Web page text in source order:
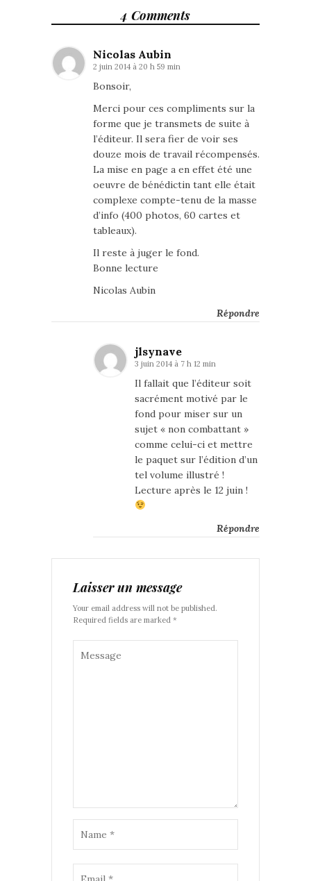
4 Comments
Nicolas Aubin
2 juin 2014 à 20 h 59 min
Bonsoir,
Merci pour ces compliments sur la
forme que je transmets de suite à
l’éditeur. Il sera fier de voir ses
douze mois de travail récompensés.
La mise en page a en effet été une
oeuvre de bénédictin tant elle était
complexe compte-tenu de la masse
d’info (400 photos, 60 cartes et
tableaux).
Il reste à juger le fond.
Bonne lecture
Nicolas Aubin
Répondre
jlsynave
3 juin 2014 à 7 h 12 min
Il fallait que l’éditeur soit
sacrément motivé par le
fond pour miser sur un
sujet « non combattant »
comme celui-ci et mettre
le paquet sur l’édition d’un
tel volume illustré !
Lecture après le 12 juin !
Répondre
Laisser un message
Your email address will not be published.
Required fields are marked *